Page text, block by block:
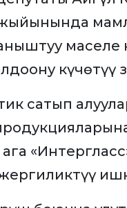
маселе
сатып